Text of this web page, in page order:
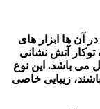
آن ها ابزار های
آتش نشانی
می باشد. این نوع
زیبایی خاصی